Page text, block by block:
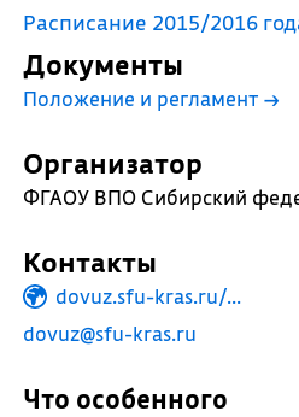
Расписание 2015/2016
Документы
Положение и регламент →
Организатор
ФГАОУ ВПО Сибирский
Контакты
dovuz.sfu-kras.ru/...
dovuz@sfu-kras.ru
Что особенного